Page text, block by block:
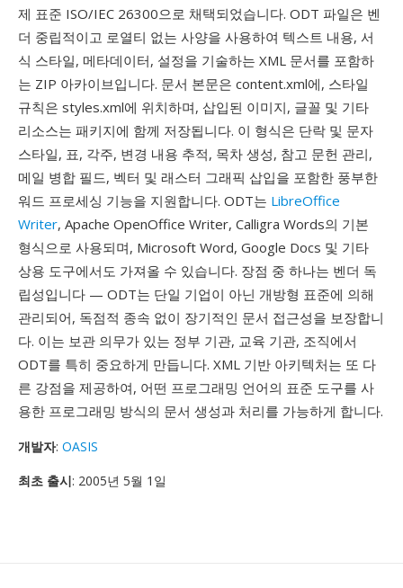
제 표준 ISO/IEC 26300으로 채택되었습니다. ODT 파일은 벤
더 중립적이고 로열티 없는 사양을 사용하여 텍스트 내용, 서
식 스타일, 메타데이터, 설정을 기술하는 XML 문서를 포함하
는 ZIP 아카이브입니다. 문서 본문은 content.xml에, 스타일
규칙은 styles.xml에 위치하며, 삽입된 이미지, 글꼴 및 기타
리소스는 패키지에 함께 저장됩니다. 이 형식은 단락 및 문자
스타일, 표, 각주, 변경 내용 추적, 목차 생성, 참고 문헌 관리,
메일 병합 필드, 벡터 및 래스터 그래픽 삽입을 포함한 풍부한
워드 프로세싱 기능을 지원합니다. ODT는 LibreOffice
Writer, Apache OpenOffice Writer, Calligra Words의 기본
형식으로 사용되며, Microsoft Word, Google Docs 및 기타
상용 도구에서도 가져올 수 있습니다. 장점 중 하나는 벤더 독
립성입니다 — ODT는 단일 기업이 아닌 개방형 표준에 의해
관리되어, 독점적 종속 없이 장기적인 문서 접근성을 보장합니
다. 이는 보관 의무가 있는 정부 기관, 교육 기관, 조직에서
ODT를 특히 중요하게 만듭니다. XML 기반 아키텍처는 또 다
른 강점을 제공하여, 어떤 프로그래밍 언어의 표준 도구를 사
용한 프로그래밍 방식의 문서 생성과 처리를 가능하게 합니다.
개발자: OASIS
최초 출시: 2005년 5월 1일